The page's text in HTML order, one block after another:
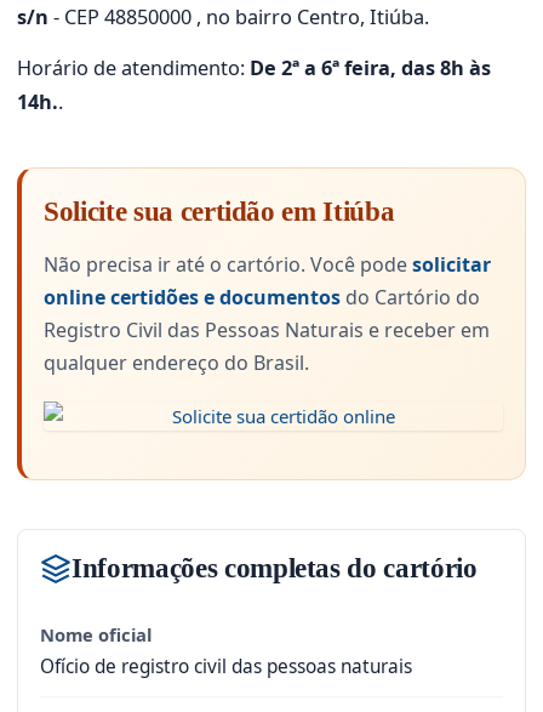
s/n - CEP 48850000 , no bairro Centro, Itiúba.
Horário de atendimento: De 2ª a 6ª feira, das 8h às
14h..
Solicite sua certidão em Itiúba
Não precisa ir até o cartório. Você podesolicitar
online certidões e documentos do Cartório do
Registro Civil das Pessoas Naturais e receber em
qualquer endereço do Brasil.
Informações completas do cartório
Nome oficial
Ofício de registro civil das pessoas naturais